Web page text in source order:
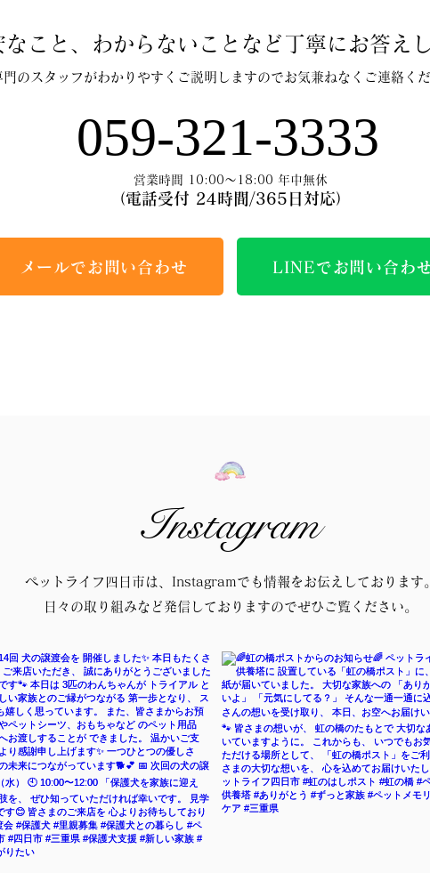
なこと、わからないことなど丁寧にお答え
門のスタッフがわかりやすくご説明しますのでお気兼ねなくご連絡く
059-321-3333
営業時間 10:00～18:00 年中無休
（電話受付 24時間/365日対応）
メールでお問い合わせ LINEでお問い合わ
Instagram
ペットライフ四日市は、Instagramでも情報をお伝えしております
日々の取り組みなど発信しておりますのでぜひご覧ください。